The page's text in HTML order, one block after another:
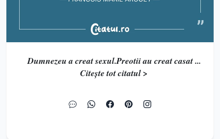
Dumnezeu a creat sexul.Preotii au creat casat ...
Citește tot citatul >